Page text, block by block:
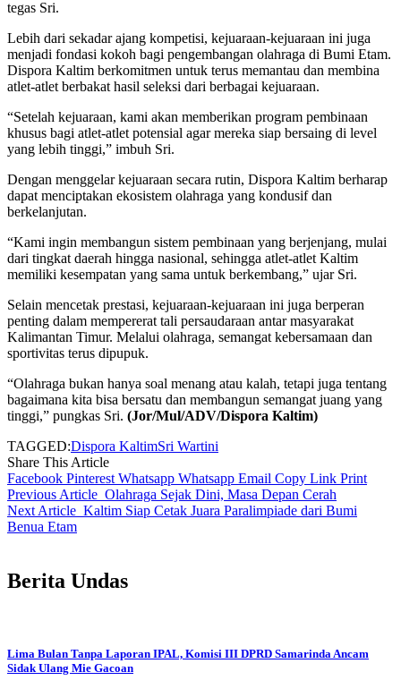
tegas Sri.
Lebih dari sekadar ajang kompetisi, kejuaraan-kejuaraan ini juga
menjadi fondasi kokoh bagi pengembangan olahraga di Bumi Etam.
Dispora Kaltim berkomitmen untuk terus memantau dan membina
atlet-atlet berbakat hasil seleksi dari berbagai kejuaraan.
“Setelah kejuaraan, kami akan memberikan program pembinaan
khusus bagi atlet-atlet potensial agar mereka siap bersaing di level
yang lebih tinggi,” imbuh Sri.
Dengan menggelar kejuaraan secara rutin, Dispora Kaltim berharap
dapat menciptakan ekosistem olahraga yang kondusif dan
berkelanjutan.
“Kami ingin membangun sistem pembinaan yang berjenjang, mulai
dari tingkat daerah hingga nasional, sehingga atlet-atlet Kaltim
memiliki kesempatan yang sama untuk berkembang,” ujar Sri.
Selain mencetak prestasi, kejuaraan-kejuaraan ini juga berperan
penting dalam mempererat tali persaudaraan antar masyarakat
Kalimantan Timur. Melalui olahraga, semangat kebersamaan dan
sportivitas terus dipupuk.
“Olahraga bukan hanya soal menang atau kalah, tetapi juga tentang
bagaimana kita bisa bersatu dan membangun semangat juang yang
tinggi,” pungkas Sri. (Jor/Mul/ADV/Dispora Kaltim)
TAGGED:Dispora KaltimSri Wartini
Share This Article
Facebook Pinterest Whatsapp Whatsapp Email Copy Link Print
Previous Article Olahraga Sejak Dini, Masa Depan Cerah
Next Article Kaltim Siap Cetak Juara Paralimpiade dari Bumi
Benua Etam
Berita Undas
Lima Bulan Tanpa Laporan IPAL, Komisi III DPRD Samarinda Ancam
Sidak Ulang Mie Gacoan